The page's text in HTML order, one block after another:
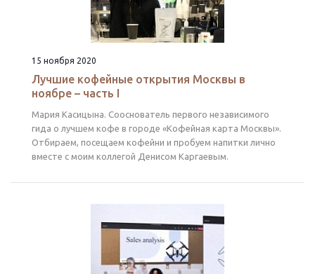
15 ноября 2020
Лучшие кофейные открытия Москвы в
ноябре – часть I
Мария Касицына. Сооснователь первого независимого
гида о лучшем кофе в городе «Кофейная карта Москвы».
Отбираем, посещаем кофейни и пробуем напитки лично
вместе с моим коллегой Денисом Каргаевым.